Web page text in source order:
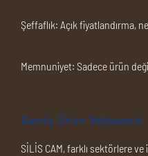
Şeffaflık: Açık fiyatlandırma,
Memnuniyet: Sadece ürün
Geniş Ürün Yelpazesi
SİLİS CAM, farklı sektörlere